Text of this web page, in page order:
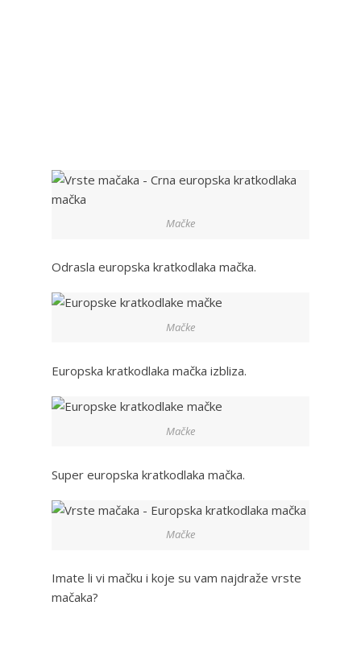
Mačke
Odrasla europska kratkodlaka mačka.
Mačke
Europska kratkodlaka mačka izbliza.
Mačke
Super europska kratkodlaka mačka.
Mačke
Imate li vi mačku i koje su vam najdraže vrste
mačaka?